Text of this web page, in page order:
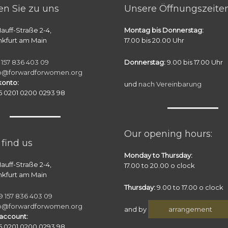
Sie zu uns
Straße 2-4,
am Main
836 403 09
0201 0200 0293 98
us
Straße 2-4,
am Main
157 836 403 09
Unsere
Montag bis Donnerstag:
17.00 bis 20.00 Uhr
Donnerstag:9.00 bis 17.00 Uhr
und nach Vereinbarung
Our opening hours:
Monday to Thursday:
17.00 to 20.00 o clock
Thursday:9.00 to 17.00 o clock
and by arrangement